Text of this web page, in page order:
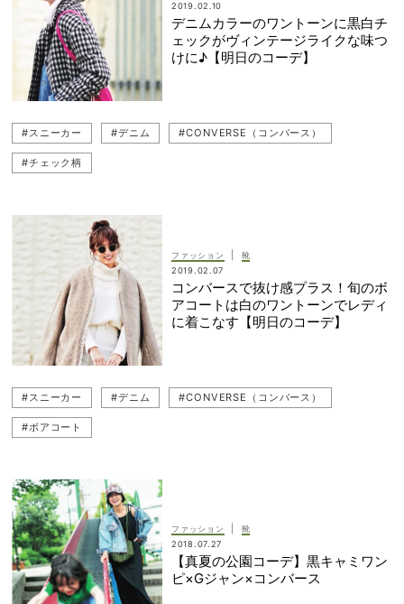
2019.02.10
デニムカラーのワントーンに黒白チ
ェックがヴィンテージライクな味つ
けに♪【明日のコーデ】
#スニーカー #デニム #CONVERSE（コンバース）
#チェック柄
ファッション
靴
2019.02.07
コンバースで抜け感プラス！旬のボ
アコートは白のワントーンでレディ
に着こなす【明日のコーデ】
#スニーカー #デニム #CONVERSE（コンバース）
#ボアコート
ファッション
靴
2018.07.27
【真夏の公園コーデ】黒キャミワン
ピ×Gジャン×コンバース